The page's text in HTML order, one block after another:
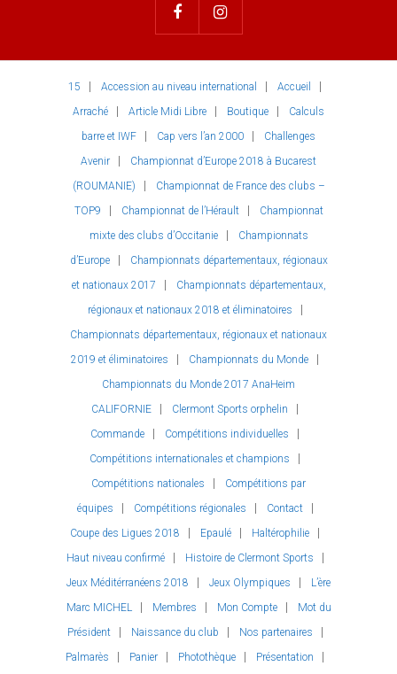
15 Accession au niveau international
Accueil
Arraché
Article Midi Libre Boutique
Calculs
barre et IWF
Cap vers l’an 2000
Challenges
Avenir
Championnat d’Europe 2018 à Bucarest
(ROUMANIE)
Championnat de France des clubs –
TOP9
Championnat de l’Hérault
Championnat
mixte des clubs d’Occitanie
Championnats
d’Europe
Championnats départementaux, régionaux
et nationaux 2017
Championnats départementaux,
régionaux et nationaux 2018 et éliminatoires
Championnats départementaux, régionaux et nationaux
2019 et éliminatoires
Championnats du Monde
Championnats du Monde 2017 AnaHeim
CALIFORNIE
Clermont Sports orphelin
Commande
Compétitions individuelles
Compétitions internationales et champions
Compétitions nationales
Compétitions par
équipes
Compétitions régionales
Contact
Coupe des Ligues 2018
Epaulé
Haltérophilie
Haut niveau confirmé
Histoire de Clermont Sports
Jeux Méditérranéens 2018
Jeux Olympiques
L’ère
Marc MICHEL
Membres Mon Compte
Mot du
Président
Naissance du club
Nos partenaires
Palmarès
Panier Photothèque Présentation